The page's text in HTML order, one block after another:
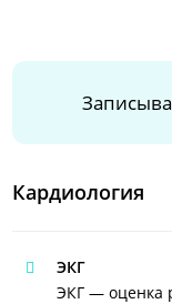
Кардиология
ЭКГ
ЭКГ — оценка